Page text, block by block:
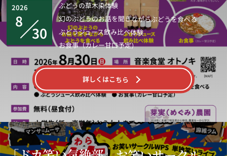
2026
8
30
ぶどうの草木染体験
幻のぶどうのお話を聞きながらぶどうを食べる
ぶどうジュース飲み比べ体験
お食事（カレー甘口予定）
詳しくはこちら